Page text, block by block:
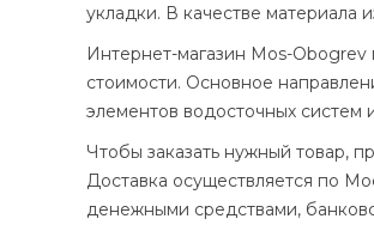
укладки. В качестве материала
Интернет-магазин Mos-
стоимости. Основное
элементов водосточных систем
Чтобы заказать нужный товар,
Доставка осуществляется по
денежными средствами,